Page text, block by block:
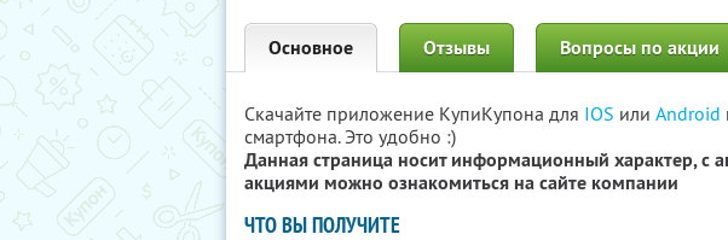
Основное Отзывы Вопросы по акции
Скачайте приложение КупиКупона для IOS или Android
смартфона. Это удобно :)
Данная страница носит информационный характер, с
акциями можно ознакомиться на сайте компании
ЧТО ВЫ ПОЛУЧИТЕ